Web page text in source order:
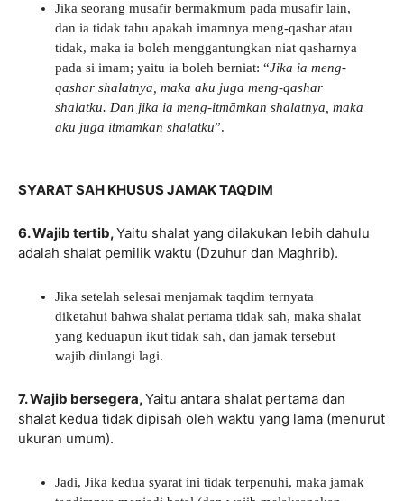
Jika seorang musafir bermakmum pada musafir lain,
dan ia tidak tahu apakah imamnya meng-qashar atau
tidak, maka ia boleh menggantungkan niat qasharnya
pada si imam; yaitu ia boleh berniat: “Jika ia meng-
qashar shalatnya, maka aku juga meng-qashar
shalatku. Dan jika ia meng-itmāmkan shalatnya, maka
aku juga itmāmkan shalatku”.
SYARAT SAH KHUSUS JAMAK TAQDIM
6. Wajib tertib,Yaitu shalat yang dilakukan lebih dahulu
adalah shalat pemilik waktu (Dzuhur dan Maghrib).
Jika setelah selesai menjamak taqdim ternyata
diketahui bahwa shalat pertama tidak sah, maka shalat
yang keduapun ikut tidak sah, dan jamak tersebut
wajib diulangi lagi.
7. Wajib bersegera,Yaitu antara shalat pertama dan
shalat kedua tidak dipisah oleh waktu yang lama (menurut
ukuran umum).
Jadi, Jika kedua syarat ini tidak terpenuhi, maka jamak